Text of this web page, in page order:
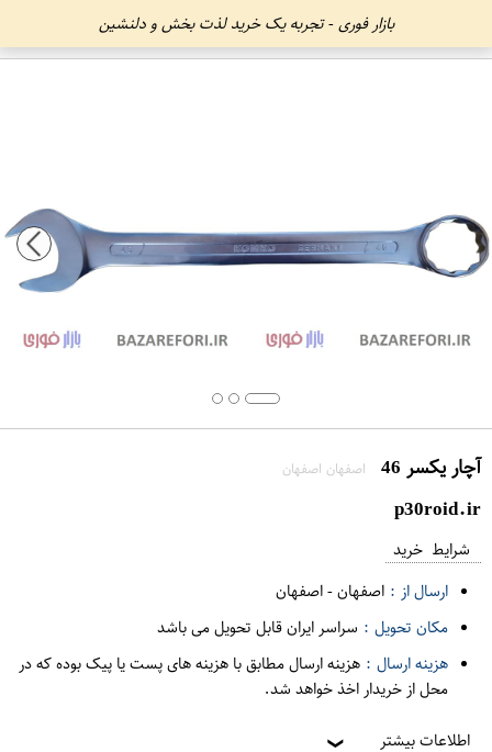
بازار فوری - تجربه یک خرید لذت بخش و دلنشین
آچار یکسر 46 اصفهان اصفهان
p30roid.ir
شرایط خرید
ارسال از : اصفهان-اصفهان
مکان تحویل : سراسر ایران قابل تحویل می باشد
هزینه ارسال : هزینه ارسال مطابق با هزینه های پست یا پیک بوده که در
محل از خریدار اخذ خواهد شد.
اطلاعات بیشتر ❯